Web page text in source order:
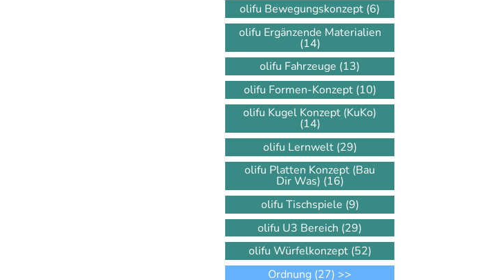
olifu Bewegungskonzept (6)
olifu Ergänzende Materialien
(14)
olifu Fahrzeuge (13)
olifu Formen-Konzept (10)
olifu Kugel Konzept (KuKo)
(14)
olifu Lernwelt (29)
olifu Platten Konzept (Bau
Dir Was) (16)
olifu Tischspiele (9)
olifu U3 Bereich (29)
olifu Würfelkonzept (52)
Ordnung (27) >>